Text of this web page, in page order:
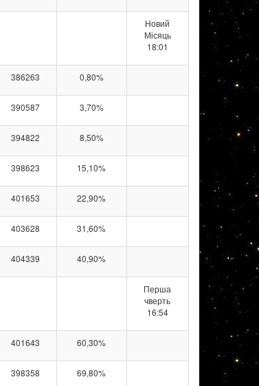
Новий
Місяць
18:01
386263 0,80%
390587 3,70%
394822 8,50%
398623 15,10%
401653 22,90%
403628 31,60%
404339 40,90%
Перша
чверть
16:54
401643 60,30%
398358 69,80%